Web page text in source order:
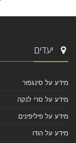
יעדים
מידע על סינגפור
מידע על סרי לנקה
מידע על פיליפינים
מידע על הודו